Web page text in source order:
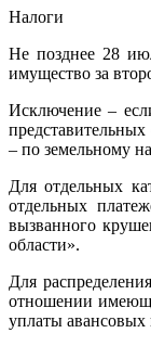
Налоги
Не позднее 28
имущество за
Исключение –
– по земельному
Для отдельных
отдельных
вызванного
области».
Для
отношении
уплаты